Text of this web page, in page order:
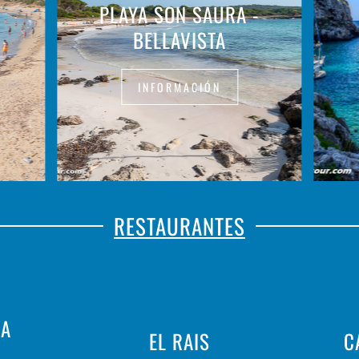
PLAYA SON SAURA -
BELLAVISTA
INFORMACIÓN
RESTAURANTES
EL RAIS